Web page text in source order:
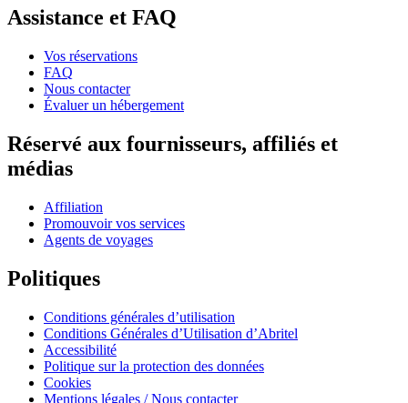
Assistance et FAQ
Vos réservations
FAQ
Nous contacter
Évaluer un hébergement
Réservé aux fournisseurs, affiliés et
médias
Affiliation
Promouvoir vos services
Agents de voyages
Politiques
Conditions générales d’utilisation
Conditions Générales d’Utilisation d’Abritel
Accessibilité
Politique sur la protection des données
Cookies
Mentions légales / Nous contacter